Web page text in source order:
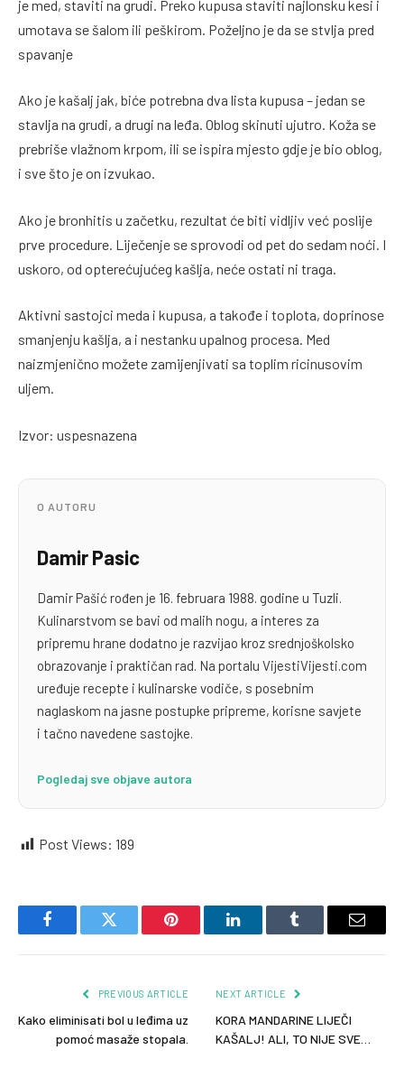
je med, staviti na grudi. Preko kupusa staviti najlonsku kesi i
umotava se šalom ili peškirom. Poželjno je da se stvlja pred
spavanje
Ako je kašalj jak, biće potrebna dva lista kupusa – jedan se
stavlja na grudi, a drugi na leđa. Oblog skinuti ujutro. Koža se
prebriše vlažnom krpom, ili se ispira mjesto gdje je bio oblog,
i sve što je on izvukao.
Ako je bronhitis u začetku, rezultat će biti vidljiv već poslije
prve procedure. Liječenje se sprovodi od pet do sedam noći. I
uskoro, od opterećujućeg kašlja, neće ostati ni traga.
Aktivni sastojci meda i kupusa, a takođe i toplota, doprinose
smanjenju kašlja, a i nestanku upalnog procesa. Med
naizmjenično možete zamijenjivati sa toplim ricinusovim
uljem.
Izvor: uspesnazena
O AUTORU
Damir Pasic
Damir Pašić rođen je 16. februara 1988. godine u Tuzli.
Kulinarstvom se bavi od malih nogu, a interes za
pripremu hrane dodatno je razvijao kroz srednjoškolsko
obrazovanje i praktičan rad. Na portalu VijestiVijesti.com
uređuje recepte i kulinarske vodiče, s posebnim
naglaskom na jasne postupke pripreme, korisne savjete
i tačno navedene sastojke.
Pogledaj sve objave autora
Post Views: 189
FacebookTwitter Pinterest LinkedInTumblr Email
PREVIOUS ARTICLE
Kako eliminisati bol u leđima uz
pomoć masaže stopala.
NEXT ARTICLE
KORA MANDARINE LIJEČI
KAŠALJ! ALI, TO NIJE SVE…